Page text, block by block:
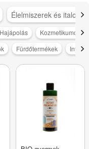
Élelmiszerek és italok
Hajápolás
Kozmetikumok
Fürdőtermékek Intim